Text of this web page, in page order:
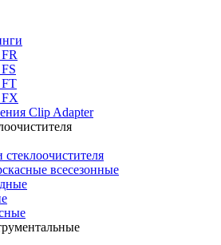
Clip Adapter
всесезонные